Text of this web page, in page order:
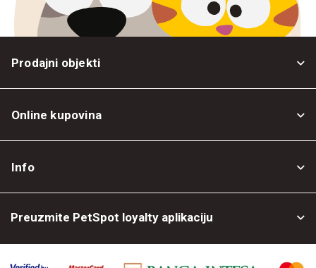
Prodajni objekti
Online kupovina
Info
Preuzmite PetSpot loyalty aplikaciju